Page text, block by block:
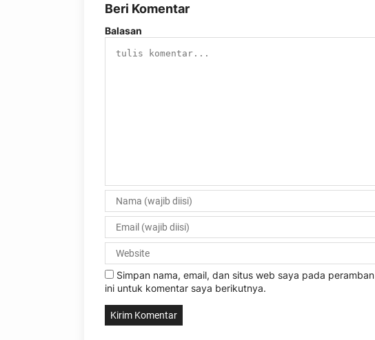
Beri Komentar
Balasan
Simpan nama, email, dan situs web saya pada peramban
ini untuk komentar saya berikutnya.